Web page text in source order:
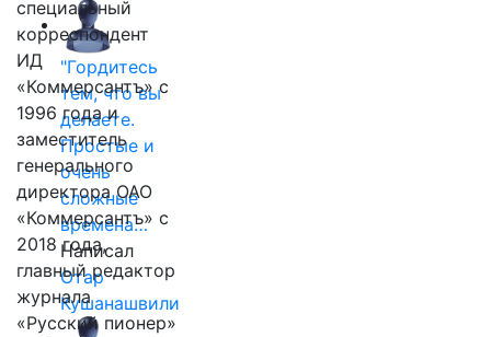
"Гордитесь
тем, что вы
делаете.
Простые и
очень
сложные
времена…
Написал
Отар
Кушанашвили
специальный
корреспондент
ИД
«Коммерсантъ» с
1996 года и
заместитель
генерального
директора ОАО
«Коммерсантъ» с
2018 года,
главный редактор
журнала
«Русский пионер»